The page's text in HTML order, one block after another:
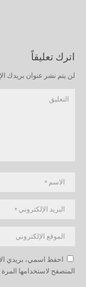
اترك تعليقاً
لن يتم نشر عنوان بريدك
احفظ اسمي، بريدي
المتصفح لاستخدامها